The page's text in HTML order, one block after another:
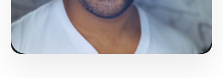
Solicitar servicio